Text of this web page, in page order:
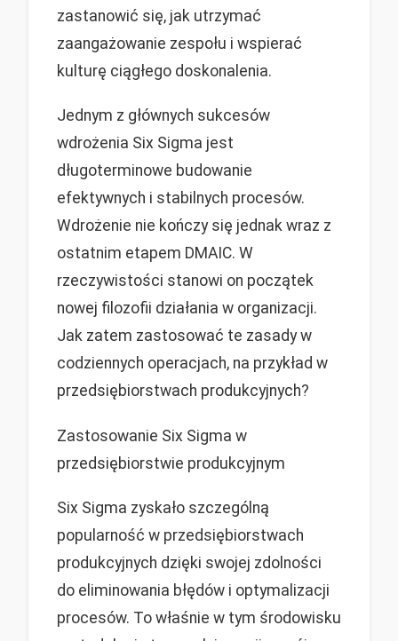
zastanowić się, jak utrzymać
zaangażowanie zespołu i wspierać
kulturę ciągłego doskonalenia.
Jednym z głównych sukcesów
wdrożenia Six Sigma jest
długoterminowe budowanie
efektywnych i stabilnych procesów.
Wdrożenie nie kończy się jednak wraz z
ostatnim etapem DMAIC. W
rzeczywistości stanowi on początek
nowej filozofii działania w organizacji.
Jak zatem zastosować te zasady w
codziennych operacjach, na przykład w
przedsiębiorstwach produkcyjnych?
Zastosowanie Six Sigma w
przedsiębiorstwie produkcyjnym
Six Sigma zyskało szczególną
popularność w przedsiębiorstwach
produkcyjnych dzięki swojej zdolności
do eliminowania błędów i optymalizacji
procesów. To właśnie w tym środowisku